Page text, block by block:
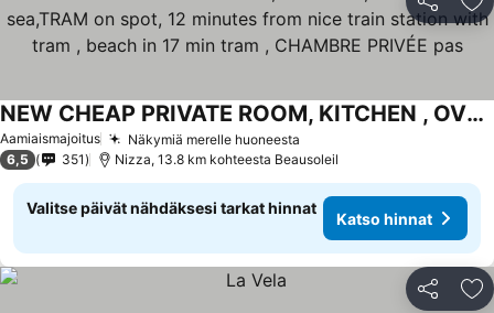
Jaa
Aamiaismajoitus Näkymiä merelle huoneesta
NEW CHEAP PRIVATE ROOM, KITCHEN , OVERWIEUW sea,TRAM on spot, 12 minutes from nice train station with tram , beach in 17 min tram , CHAMBRE PRIVÉE pas
6,5 351 Nizza, 13.8 km kohteesta Beausoleil
Valitse päivät nähdäksesi tarkat hinnat
Katso hinnat
Jaa